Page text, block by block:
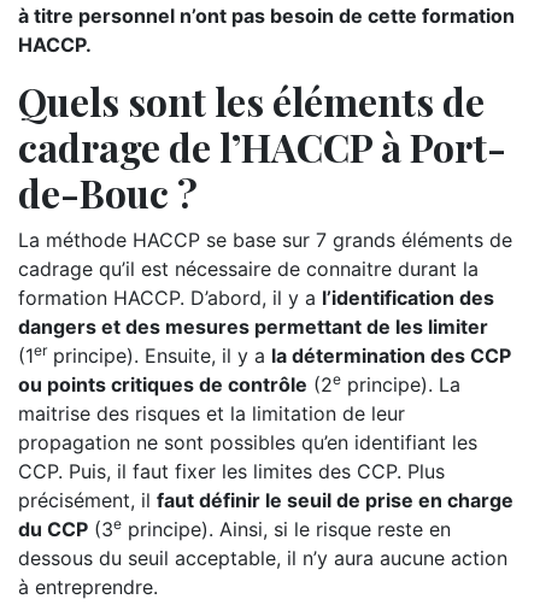
à titre personnel n’ont pas besoin de cette formation
HACCP.
Quels sont les éléments de
cadrage de l’HACCP à Port-
de-Bouc ?
La méthode HACCP se base sur 7 grands éléments de
cadrage qu’il est nécessaire de connaitre durant la
formation HACCP. D’abord, il y a l’identification des
dangers et des mesures permettant de les limiter
(1erprincipe). Ensuite, il y a la détermination des CCP
ou points critiques de contrôle (2e principe). La
maitrise des risques et la limitation de leur
propagation ne sont possibles qu’en identifiant les
CCP. Puis, il faut fixer les limites des CCP. Plus
précisément, il faut définir le seuil de prise en charge
du CCP (3e principe). Ainsi, si le risque reste en
dessous du seuil acceptable, il n’y aura aucune action
à entreprendre.